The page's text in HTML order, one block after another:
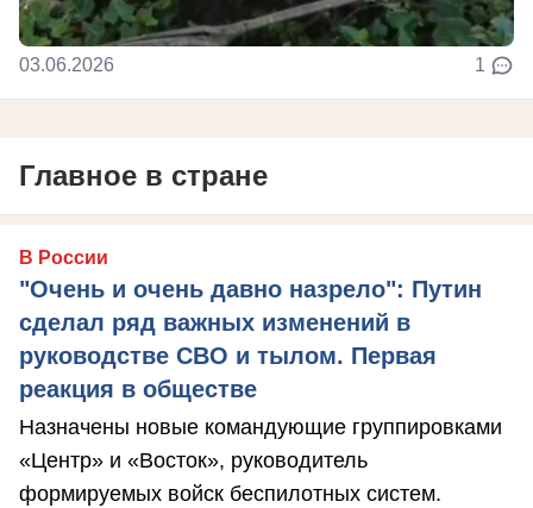
03.06.2026 1
Главное в стране
В России
"Очень и очень давно назрело": Путин
сделал ряд важных изменений в
руководстве СВО и тылом. Первая
реакция в обществе
Назначены новые командующие группировками
«Центр» и «Восток», руководитель
формируемых войск беспилотных систем.